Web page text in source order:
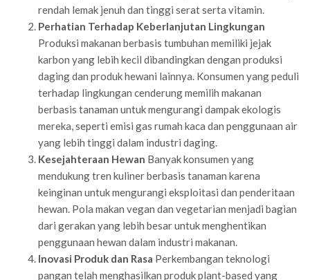
rendah lemak jenuh dan tinggi serat serta vitamin.
Perhatian Terhadap Keberlanjutan Lingkungan
Produksi makanan berbasis tumbuhan memiliki jejak
karbon yang lebih kecil dibandingkan dengan produksi
daging dan produk hewani lainnya. Konsumen yang peduli
terhadap lingkungan cenderung memilih makanan
berbasis tanaman untuk mengurangi dampak ekologis
mereka, seperti emisi gas rumah kaca dan penggunaan air
yang lebih tinggi dalam industri daging.
Kesejahteraan Hewan Banyak konsumen yang
mendukung tren kuliner berbasis tanaman karena
keinginan untuk mengurangi eksploitasi dan penderitaan
hewan. Pola makan vegan dan vegetarian menjadi bagian
dari gerakan yang lebih besar untuk menghentikan
penggunaan hewan dalam industri makanan.
Inovasi Produk dan Rasa Perkembangan teknologi
pangan telah menghasilkan produk plant-based yang